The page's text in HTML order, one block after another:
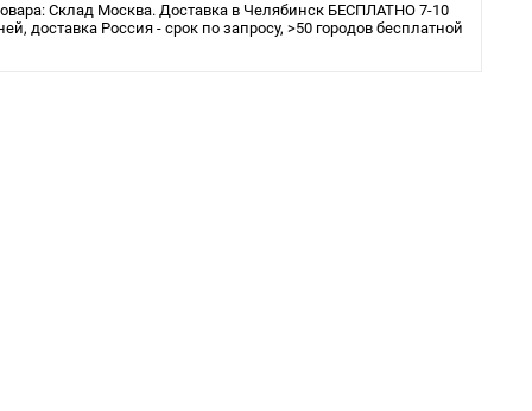
Склад Москва. Доставка в Челябинск БЕСПЛАТНО 7-10
доставка Россия - срок по запросу, >50 городов бесплатной